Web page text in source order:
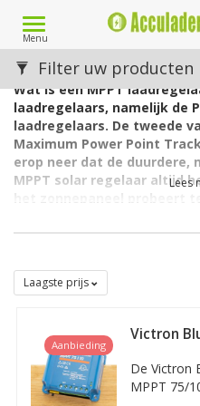
Toggle
navigation
Menu
Wat is een MPPT
Wat is een MPPT
laadregelaars, namelijk de
laadregelaars. De tweede
Maximum Power Point
erop neer dat de duurdere,
MPPT solar regelaar altijd
Om te beginnen: wat is
juiste laadspanning) van het
apparaat. Het is een
zou kunnen aansluiten op het
daarmee het apparaat veel
daglichtpaneel direct op de
het moet. De laadregelaar
Lees
Filter uw producten
Laagste prijs
Aanbieding
Victron
De Victron
MPPT 75/